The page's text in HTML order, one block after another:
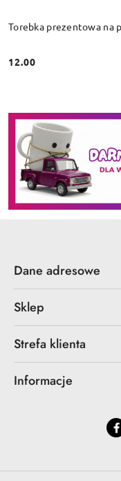
Torebka prezentowa na
Cena:
12.00
Dane adresowe
Sklep
Strefa klienta
Informacje